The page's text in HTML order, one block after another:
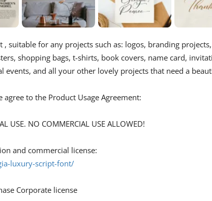
, suitable for any projects such as: logos, branding
shopping bags, t-shirts, book covers, name card,
events, and all your other lovely projects that need a
to the Product Usage Agreement:
USE. NO COMMERCIAL USE ALLOWED!
and commercial license:
luxury-script-font/
Corporate license